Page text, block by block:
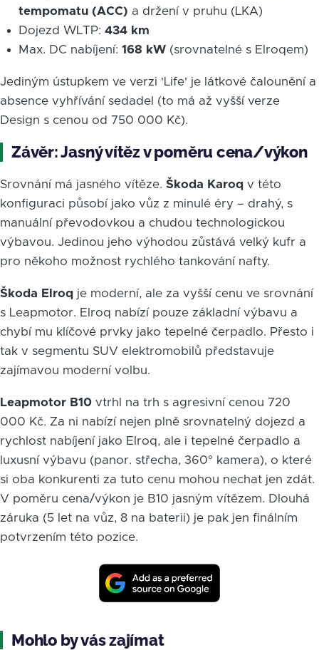
tempomatu (ACC) a držení v pruhu (LKA)
Dojezd WLTP: 434 km
Max. DC nabíjení: 168 kW(srovnatelné s Elroqem)
Jediným ústupkem ve verzi 'Life' je látkové čalounění a
absence vyhřívání sedadel (to má až vyšší verze
Design s cenou od 750 000 Kč).
Závěr: Jasný vítěz v poměru cena/výkon
Srovnání má jasného vítěze. Škoda Karoq v této
konfiguraci působí jako vůz z minulé éry – drahý, s
manuální převodovkou a chudou technologickou
výbavou. Jedinou jeho výhodou zůstává velký kufr a
pro někoho možnost rychlého tankování nafty.
Škoda Elroq je moderní, ale za vyšší cenu ve srovnání
s Leapmotor. Elroq nabízí pouze základní výbavu a
chybí mu klíčové prvky jako tepelné čerpadlo. Přesto i
tak v segmentu SUV elektromobilů představuje
zajímavou moderní volbu.
Leapmotor B10 vtrhl na trh s agresivní cenou 720
000 Kč. Za ni nabízí nejen plně srovnatelný dojezd a
rychlost nabíjení jako Elroq, ale i tepelné čerpadlo a
luxusní výbavu (panor. střecha, 360° kamera), o které
si oba konkurenti za tuto cenu mohou nechat jen zdát.
V poměru cena/výkon je B10 jasným vítězem. Dlouhá
záruka (5 let na vůz, 8 na baterii) je pak jen finálním
potvrzením této pozice.
Mohlo by vás zajímat